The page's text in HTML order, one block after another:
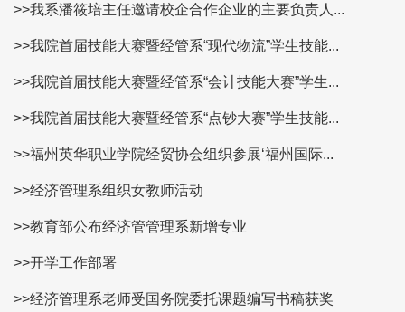
>>我系潘筱培主任邀请校企合作企业的主要负责人...
>>我院首届技能大赛暨经管系“现代物流”学生技能...
>>我院首届技能大赛暨经管系“会计技能大赛”学生...
>>我院首届技能大赛暨经管系“点钞大赛”学生技能...
>>福州英华职业学院经贸协会组织参展‘福州国际...
>>经济管理系组织女教师活动
>>教育部公布经济管管理系新增专业
>>开学工作部署
>>经济管理系老师受国务院委托课题编写书稿获奖